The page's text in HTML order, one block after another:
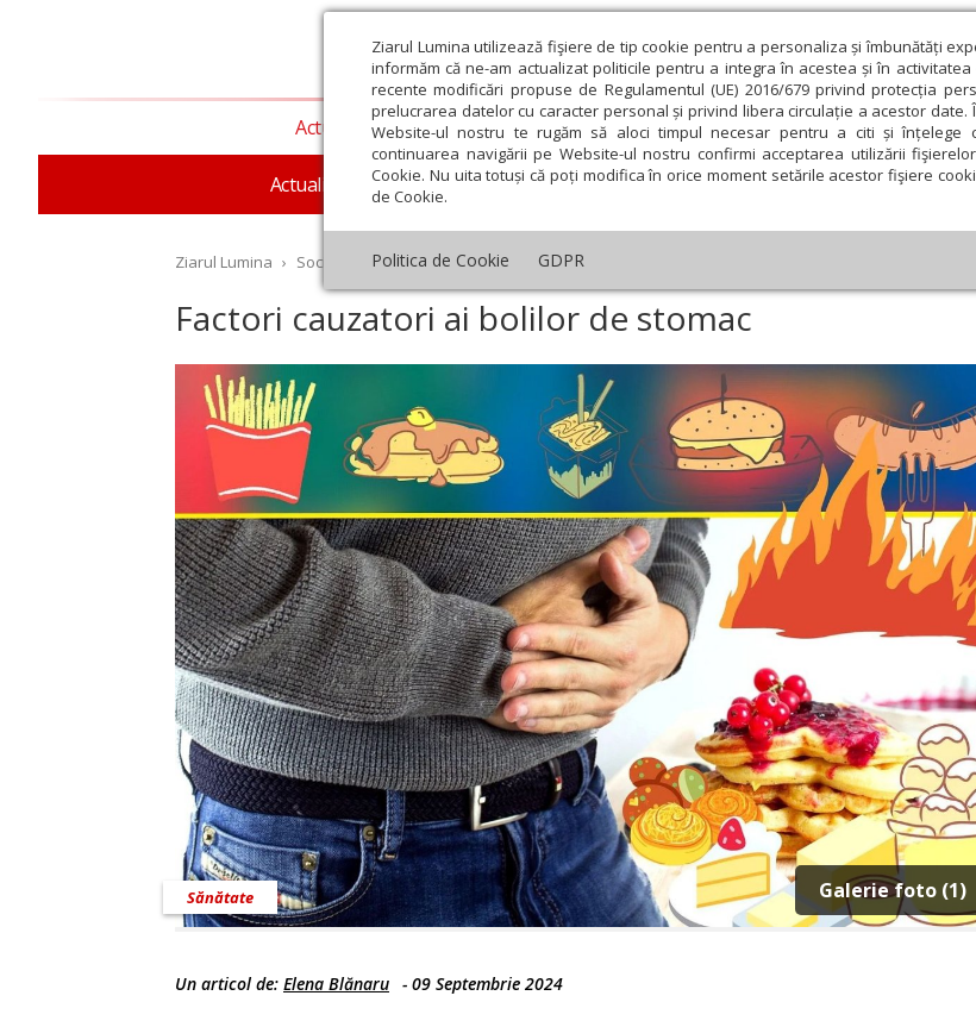
Ziarul Lumina utilizează fişiere de tip cookie pentru a personaliza și îmbunătăți
informăm că ne-am actualizat politicile pentru a integra în acestea și în
recente modificări propuse de Regulamentul (UE) 2016/679 privind protecția
prelucrarea datelor cu caracter personal și privind libera circulație a acestor
Website-ul nostru te rugăm să aloci timpul necesar pentru a citi și înțelege
continuarea navigării pe Website-ul nostru confirmi acceptarea utilizării
Cookie. Nu uita totuși că poți modifica în orice moment setările acestor fişiere
de Cookie.
Politica de Cookie GDPR
Actualitate religioasă Teologie și spiritualitate Educaţie și Cultură
Actualitate socială Sănătate Analiză Reportaj Psihologie
Ziarul Lumina › Societate › Sănătate › Factori cauzatori ai bolilor de stomac
Factori cauzatori ai bolilor de stomac
Galerie foto (1)
Sănătate
Un articol de: Elena Blănaru - 09 Septembrie 2024
Octombrie Noiembrie Februarie Martie Aprilie